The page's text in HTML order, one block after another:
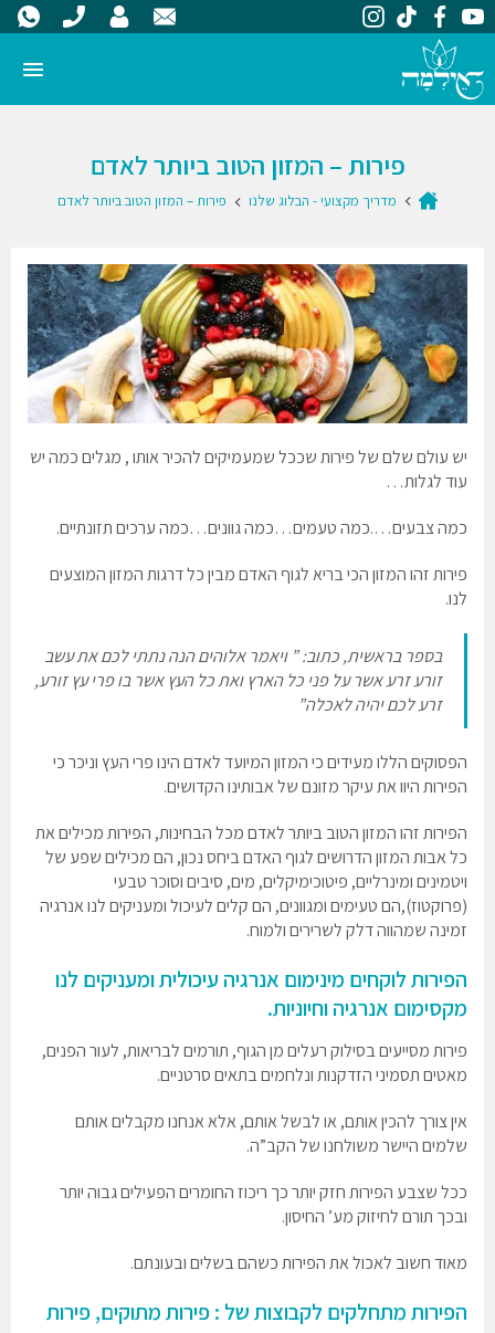
פירות – המזון הטוב ביותר לאדם
מדריך מקצועי - הבלוג שלנו פירות – המזון הטוב ביותר לאדם
יש עולם שלם של פירות שככל שמעמיקים להכיר אותו , מגלים כמה יש
עוד לגלות…
כמה צבעים….כמה טעמים…כמה גוונים…כמה ערכים תזונתיים.
פירות זהו המזון הכי בריא לגוף האדם מבין כל דרגות המזון המוצעים
לנו.
בספר בראשית, כתוב: ” ויאמר אלוהים הנה נתתי לכם את עשב
זורע זרע אשר על פני כל הארץ ואת כל העץ אשר בו פרי עץ זורע,
זרע לכם יהיה לאכלה”
הפסוקים הללו מעידים כי המזון המיועד לאדם הינו פרי העץ וניכר כי
הפירות היוו את עיקר מזונם של אבותינו הקדושים.
הפירות זהו המזון הטוב ביותר לאדם מכל הבחינות, הפירות מכילים את
כל אבות המזון הדרושים לגוף האדם ביחס נכון, הם מכילים שפע של
ויטמינים ומינרליים, פיטוכימיקלים, מים, סיבים וסוכר טבעי
(פרוקטוז),הם טעימים ומגוונים, הם קלים לעיכול ומעניקים לנו אנרגיה
זמינה שמהווה דלק לשרירים ולמוח.
הפירות לוקחים מינימום אנרגיה עיכולית ומעניקים לנו
מקסימום אנרגיה וחיוניות.
פירות מסייעים בסילוק רעלים מן הגוף, תורמים לבריאות, לעור הפנים,
מאטים תסמיני הזדקנות ונלחמים בתאים סרטניים.
אין צורך להכין אותם, או לבשל אותם, אלא אנחנו מקבלים אותם
שלמים היישר משולחנו של הקב”ה.
ככל שצבע הפירות חזק יותר כך ריכוז החומרים הפעילים גבוה יותר
ובכך תורם לחיזוק מע’ החיסון.
מאוד חשוב לאכול את הפירות כשהם בשלים ובעונתם.
הפירות מתחלקים לקבוצות של : פירות מתוקים, פירות